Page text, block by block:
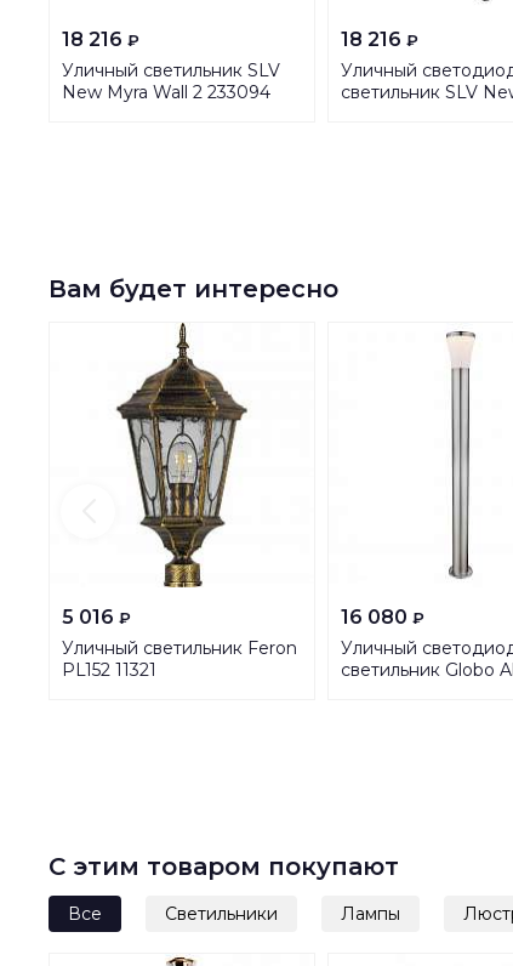
18 216 ₽
Уличный светильник SLV
New Myra Wall 2 233094
18 216 ₽
Уличный
светильник SLV
Вам будет интересно
5 016 ₽
Уличный светильник Feron
PL152 11321
16 080 ₽
Уличный
светильник Globo
С этим товаром покупают
Все Светильники Лампы